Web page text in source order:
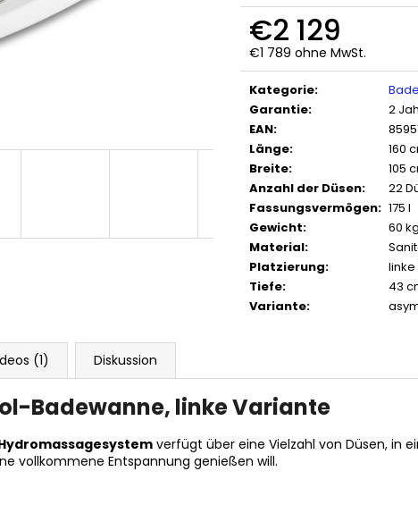
€2 129
€1 789 ohne MwSt.
Verkaufspreis:
Kategorie:
Garantie:
2
EAN:
Länge:
160
Breite:
105
Anzahl der Düsen:
22
Fassungsvermögen: 175 l
Gewicht:
60 kg
Material:
Platzierung:
linke
Tiefe:
43
Variante:
(1) Diskussion
Badewanne, linke Variante
Hydromassagesystem verfügt über eine Vielzahl von Düsen, in
vollkommene Entspannung genießen will.